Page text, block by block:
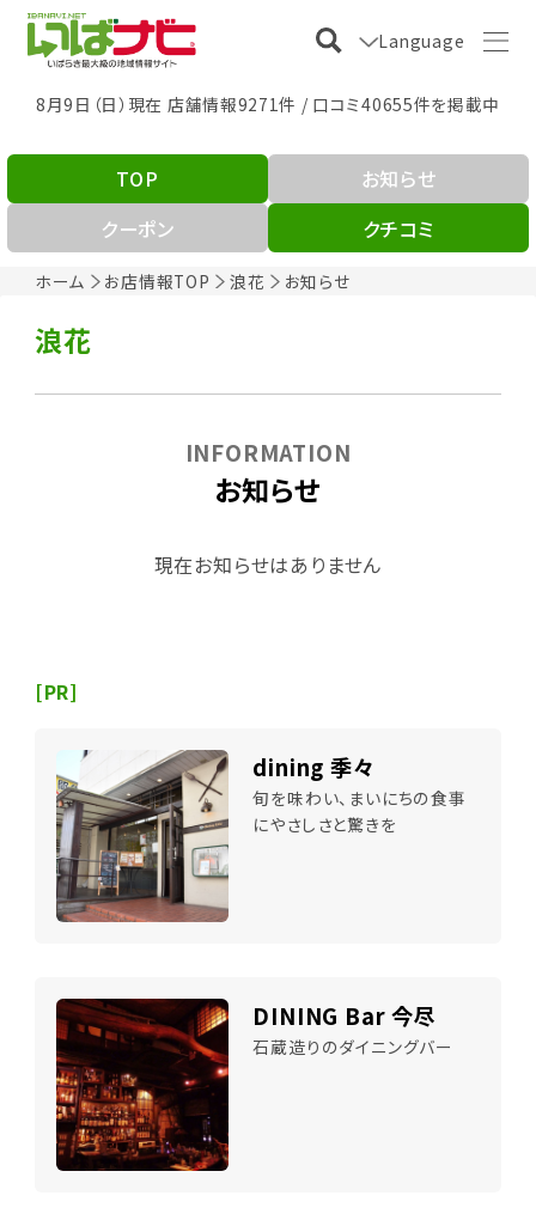
Language
8月9日（日）現在 店舗情報9271件 / 口コミ40655件を掲載中
ホーム お店情報TOP 浪花 お知らせ
TOP
お知らせ
クーポン
クチコミ
浪花
お知らせ
INFORMATION
現在お知らせはありません
[PR]
dining 季々
旬を味わい、まいにちの食事
にやさしさと驚きを
DINING Bar 今尽
石蔵造りのダイニングバー